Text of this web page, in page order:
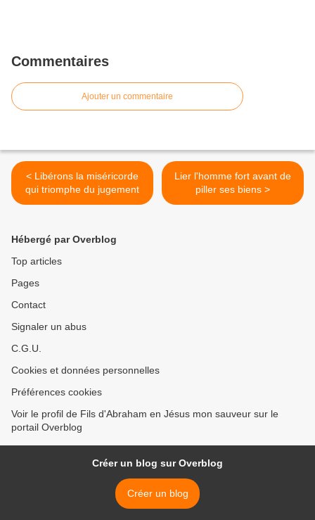
Commentaires
Ajouter un commentaire
< Libérons la miséricorde
qui triomphe du jugement
Lier l'homme fort avant de
piller ses biens >
Hébergé par Overblog
Top articles
Pages
Contact
Signaler un abus
C.G.U.
Cookies et données personnelles
Préférences cookies
Voir le profil de Fils d'Abraham en Jésus mon sauveur sur le
portail Overblog
Créer un blog sur Overblog
Créer un blog